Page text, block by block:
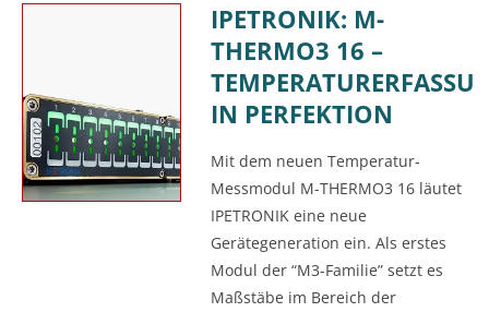
IPETRONIK: M-
THERMO3 16 –
IN PERFEKTION
Mit dem neuen Temperatur-
Messmodul M-THERMO3 16 läutet
IPETRONIK eine neue
Gerätegeneration ein. Als erstes
Modul der “M3-Familie” setzt es
Maßstäbe im Bereich der